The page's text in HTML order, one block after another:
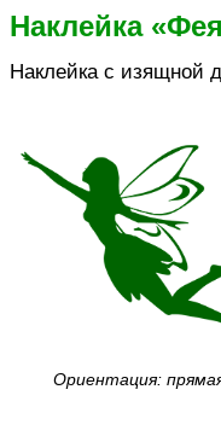
Наклейка
Наклейка с изящной
Ориентация: